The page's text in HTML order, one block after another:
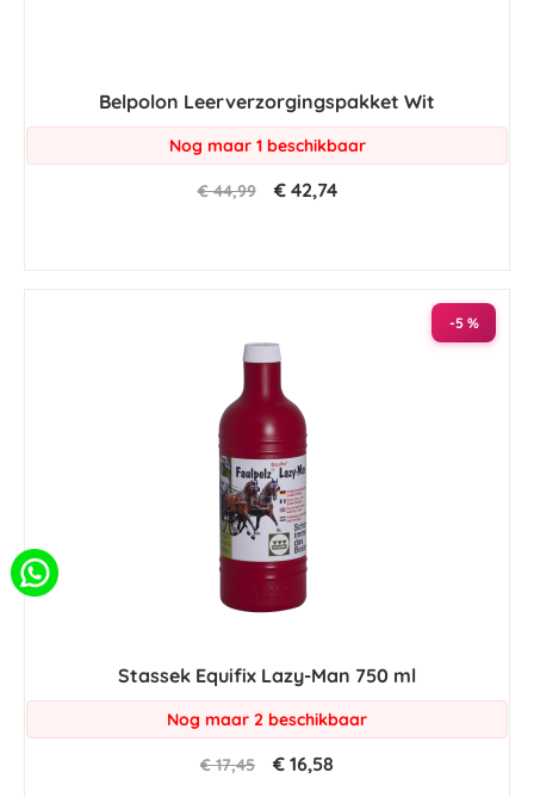
Belpolon Leerverzorgingspakket Wit
Nog maar 1 beschikbaar
€ 44,99 € 42,74
-5 %
Stassek Equifix Lazy-Man 750 ml
Nog maar 2 beschikbaar
€ 17,45 € 16,58